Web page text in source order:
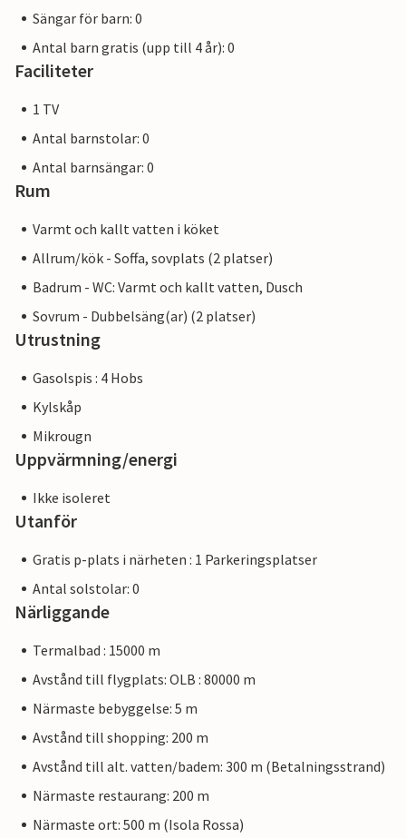
Sängar för barn: 0
Antal barn gratis (upp till 4 år): 0
Faciliteter
1 TV
Antal barnstolar: 0
Antal barnsängar: 0
Rum
Varmt och kallt vatten i köket
Allrum/kök - Soffa, sovplats (2 platser)
Badrum - WC: Varmt och kallt vatten, Dusch
Sovrum - Dubbelsäng(ar) (2 platser)
Utrustning
Gasolspis : 4 Hobs
Kylskåp
Mikrougn
Uppvärmning/energi
Ikke isoleret
Utanför
Gratis p-plats i närheten : 1 Parkeringsplatser
Antal solstolar: 0
Närliggande
Termalbad : 15000 m
Avstånd till flygplats: OLB : 80000 m
Närmaste bebyggelse: 5 m
Avstånd till shopping: 200 m
Avstånd till alt. vatten/badem: 300 m (Betalningsstrand)
Närmaste restaurang: 200 m
Närmaste ort: 500 m (Isola Rossa)